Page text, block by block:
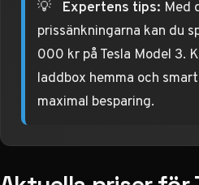
💡 Expertens tips: Med
prissänkningarna kan du
000 kr på Tesla Model 3.
laddbox hemma och
maximal besparing.